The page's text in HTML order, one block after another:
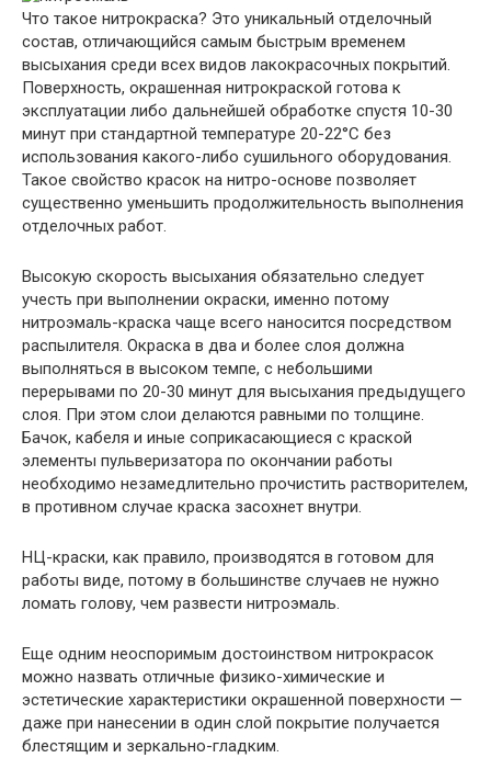
Что такое нитрокраска? Это уникальный отделочный
состав, отличающийся самым быстрым временем
высыхания среди всех видов лакокрасочных покрытий.
Поверхность, окрашенная нитрокраской готова к
эксплуатации либо дальнейшей обработке спустя 10-30
минут при стандартной температуре 20-22°С без
использования какого-либо сушильного оборудования.
Такое свойство красок на нитро-основе позволяет
существенно уменьшить продолжительность выполнения
отделочных работ.
Высокую скорость высыхания обязательно следует
учесть при выполнении окраски, именно потому
нитроэмаль-краска чаще всего наносится посредством
распылителя. Окраска в два и более слоя должна
выполняться в высоком темпе, с небольшими
перерывами по 20-30 минут для высыхания предыдущего
слоя. При этом слои делаются равными по толщине.
Бачок, кабеля и иные соприкасающиеся с краской
элементы пульверизатора по окончании работы
необходимо незамедлительно прочистить растворителем,
в противном случае краска засохнет внутри.
НЦ-краски, как правило, производятся в готовом для
работы виде, потому в большинстве случаев не нужно
ломать голову, чем развести нитроэмаль.
Еще одним неоспоримым достоинством нитрокрасок
можно назвать отличные физико-химические и
эстетические характеристики окрашенной поверхности —
даже при нанесении в один слой покрытие получается
блестящим и зеркально-гладким.